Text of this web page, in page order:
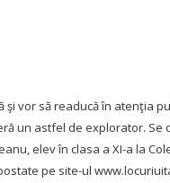
şi vor săreaducă în atenţia
un astfel de explorator. Se
elev în clasa a XI-a la
pe site-ul